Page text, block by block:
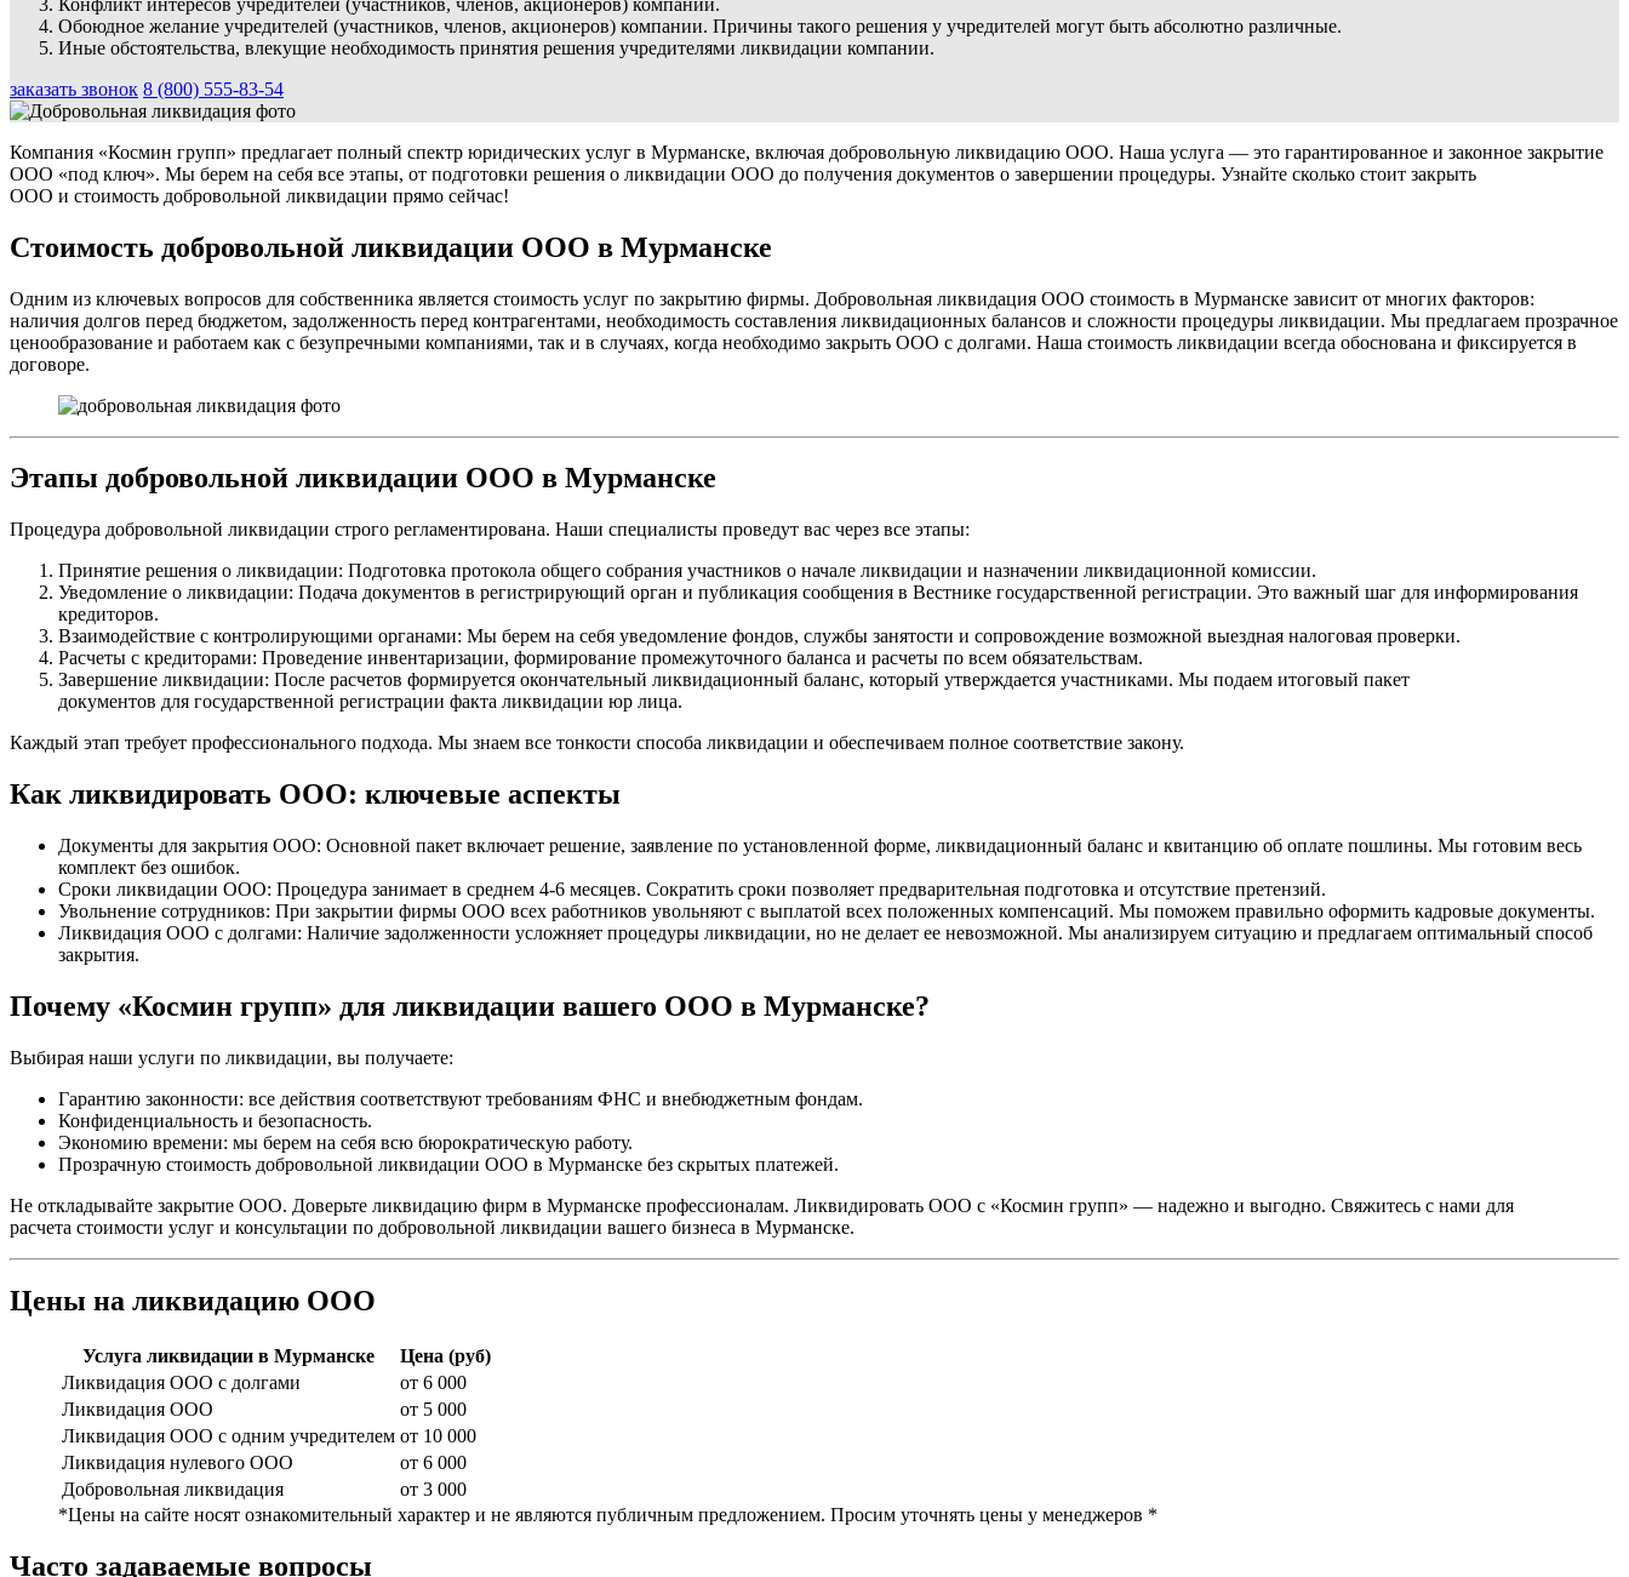
Обоюдное желание учредителей (участников, членов, акционеров) компании. Причины такого решения у учредителей могут быть абсолютно различные.
Иные обстоятельства, влекущие необходимость принятия решения учредителями ликвидации компании.
заказать звонок 8 (800) 555-83-54
Компания «Космин групп» предлагает полный спектр юридических услуг в Мурманске, включая добровольную ликвидацию ООО. Наша услуга — это гарантированное и законное закрытие
ООО «под ключ». Мы берем на себя все этапы, от подготовки решения о ликвидации ООО до получения документов о завершении процедуры. Узнайте сколько стоит закрыть
ООО и стоимость добровольной ликвидации прямо сейчас!
Стоимость добровольной ликвидации ООО в Мурманске
Одним из ключевых вопросов для собственника является стоимость услуг по закрытию фирмы. Добровольная ликвидация ООО стоимость в Мурманске зависит от многих факторов:
наличия долгов перед бюджетом, задолженность перед контрагентами, необходимость составления ликвидационных балансов и сложности процедуры ликвидации. Мы предлагаем прозрачное
ценообразование и работаем как с безупречными компаниями, так и в случаях, когда необходимо закрыть ООО с долгами. Наша стоимость ликвидации всегда обоснована и фиксируется в
договоре.
Этапы добровольной ликвидации ООО в Мурманске
Процедура добровольной ликвидации строго регламентирована. Наши специалисты проведут вас через все этапы:
Принятие решения о ликвидации: Подготовка протокола общего собрания участников о начале ликвидации и назначении ликвидационной комиссии.
Уведомление о ликвидации: Подача документов в регистрирующий орган и публикация сообщения в Вестнике государственной регистрации. Это важный шаг для информирования
кредиторов.
Взаимодействие с контролирующими органами: Мы берем на себя уведомление фондов, службы занятости и сопровождение возможной выездная налоговая проверки.
Расчеты с кредиторами: Проведение инвентаризации, формирование промежуточного баланса и расчеты по всем обязательствам.
Завершение ликвидации: После расчетов формируется окончательный ликвидационный баланс, который утверждается участниками. Мы подаем итоговый пакет
документов для государственной регистрации факта ликвидации юр лица.
Каждый этап требует профессионального подхода. Мы знаем все тонкости способа ликвидации и обеспечиваем полное соответствие закону.
Как ликвидировать ООО: ключевые аспекты
Документы для закрытия ООО: Основной пакет включает решение, заявление по установленной форме, ликвидационный баланс и квитанцию об оплате пошлины. Мы готовим весь
комплект без ошибок.
Сроки ликвидации ООО: Процедура занимает в среднем 4-6 месяцев. Сократить сроки позволяет предварительная подготовка и отсутствие претензий.
Увольнение сотрудников: При закрытии фирмы ООО всех работников увольняют с выплатой всех положенных компенсаций. Мы поможем правильно оформить кадровые документы.
Ликвидация ООО с долгами: Наличие задолженности усложняет процедуры ликвидации, но не делает ее невозможной. Мы анализируем ситуацию и предлагаем оптимальный способ
закрытия.
Почему «Космин групп» для ликвидации вашего ООО в Мурманске?
Выбирая наши услуги по ликвидации, вы получаете:
Гарантию законности: все действия соответствуют требованиям ФНС и внебюджетным фондам.
Конфиденциальность и безопасность.
Экономию времени: мы берем на себя всю бюрократическую работу.
Прозрачную стоимость добровольной ликвидации ООО в Мурманске без скрытых платежей.
Не откладывайте закрытие ООО. Доверьте ликвидацию фирм в Мурманске профессионалам. Ликвидировать ООО с «Космин групп» — надежно и выгодно. Свяжитесь с нами для
расчета стоимости услуг и консультации по добровольной ликвидации вашего бизнеса в Мурманске.
Цены на ликвидацию ООО
Услуга ликвидации в Мурманске
Цена (руб)
Ликвидация ООО с долгами
от 6 000
Ликвидация ООО
от 5 000
Ликвидация ООО с одним учредителем от 10 000
Ликвидация нулевого ООО
от 6 000
Добровольная ликвидация
от 3 000
*Цены на сайте носят ознакомительный характер и не являются публичным предложением. Просим уточнять цены у менеджеров *
Часто задаваемые вопросы